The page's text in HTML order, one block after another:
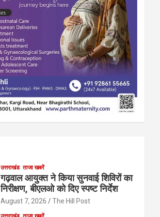
उत्तराखंड ताजा खबरें
गढ़वाल आयुक्त ने किया सुनवाई शिविरों का
निरीक्षण, बीएलओ को दिए स्पष्ट निर्देश
August 7, 2026 The Hill Post